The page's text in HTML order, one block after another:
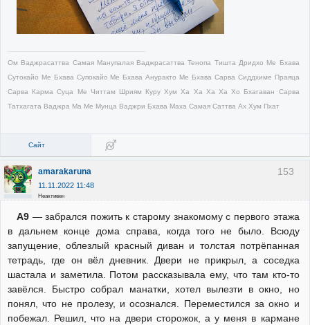
Ом Ваджрасаттва Самая Манупалая Ваджрасаттва Тенопа Тишта Дридхо Ме Бхава
Сутокайо Ме Бхава Супокайо Ме Бхава Ануракто Ме Бхава Сарва Сиддхиме Праяца
Сарва Карма Суца Ме Читтам Шриям Куру Хум Ха Ха Ха Ха Хо Бхагаван Сарва
Татхагата Ваджра Ма Ме Мунца Ваджри Бхава Маха Самая Саттва Ах Хум Пхат
Сайт
153
amarakaruna
11.11.2022 11:48
Неактивен
А9— забрался пожить к старому знакомому с первого этажа
в дальнем конце дома справа, когда того не было. Всюду
запущение, облезлый красный диван и толстая потрёпанная
тетрадь, где он вёл дневник. Двери не прикрыл, а соседка
шастала и заметила. Потом рассказывала ему, что там кто-то
завёлся. Быстро собрал манатки, хотел вылезти в окно, но
понял, что не пролезу, и осознался. Переместился за окно и
побежал. Решил, что на двери сторожок, а у меня в кармане